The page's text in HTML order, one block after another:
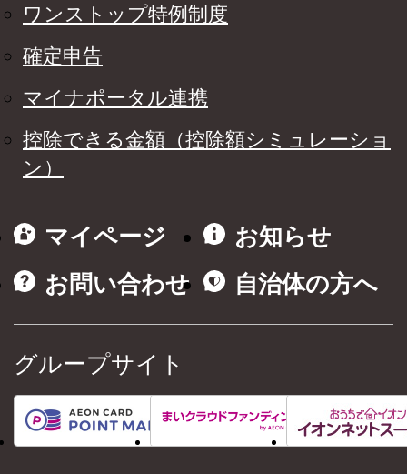
ワンストップ特例制度
確定申告
マイナポータル連携
控除できる金額（控除額シミュレーショ
ン）
マイページ
お知らせ
お問い合わせ
自治体の方へ
グループサイト